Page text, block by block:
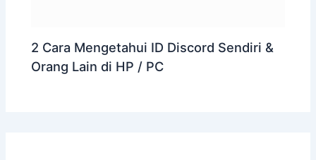
2 Cara Mengetahui ID Discord Sendiri &
Orang Lain di HP / PC